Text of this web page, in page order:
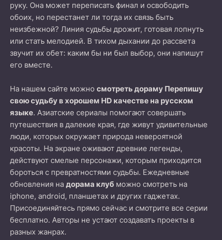
руку. Она может переписать финал и освободить
обоих, но перестанет ли тогда их связь быть
неизбежной? Линия судьбы дрожит, готовая лопнуть
или стать мелодией. В тихом дыхании до рассвета
звучит их обет: каким бы ни был выбор, они напишут
его вместе.
На нашем сайте можно смотреть дораму Перепишу
свою судьбу в хорошем HD качестве на русском
языке. Азиатские сериалы помогают совершать
путешествия в далекие края, где живут удивительные
люди, которых окружает природа невероятной
красоты. На экране оживают древние легенды,
действуют смелые персонажи, которым приходится
бороться с превратностями судьбы. Ежедневные
обновления на дорама клуб можно смотреть на
iphone, android, планшетах и других гаджетах.
Присоединяйтесь прямо сейчас и смотрите все серии
бесплатно. Авторы не устают создавать проекты в
разных жанрах.